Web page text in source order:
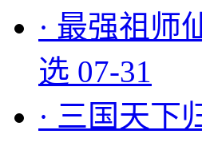
· 最强祖师
选 07-31
· 三国天下